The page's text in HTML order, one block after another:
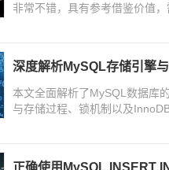
非常不错，具有参考借鉴价值
深度解析MySQL存储引擎
本文全面解析了MySQL数据库
与存储过程、锁机制以及